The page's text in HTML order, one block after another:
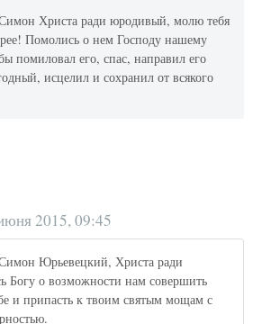
Христа ради юродивый, молю тебя
Помолись о нем Господу нашему
помиловал его, спас, направил его
исцелил и сохранил от всякого
2015, 09:45
Юрьевецкий, Христа ради
Богу о возможности нам совершить
и припасть к твоим святым мощам с